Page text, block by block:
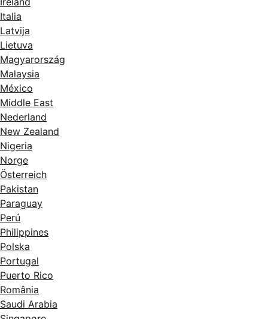
Italia
Latvija
Lietuva
Magyarország
Malaysia
México
Middle East
Nederland
New Zealand
Nigeria
Norge
Österreich
Pakistan
Paraguay
Perú
Philippines
Polska
Portugal
Puerto Rico
România
Saudi Arabia